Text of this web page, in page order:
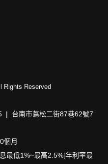
Rights Reserved
| 台南市蔦松二街87巷62號7
個月
最低1%~最高2.5%[年利率最